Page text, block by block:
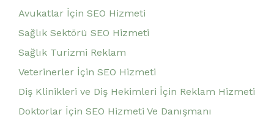
Avukatlar İçin SEO Hizmeti
Sağlık Sektörü SEO Hizmeti
Sağlık Turizmi Reklam
Veterinerler İçin SEO Hizmeti
Diş Klinikleri ve Diş Hekimleri İçin Reklam Hizmeti
Doktorlar İçin SEO Hizmeti Ve Danışmanı